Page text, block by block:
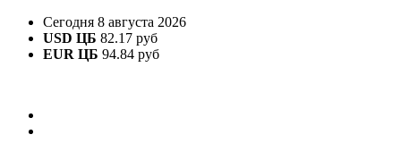
Сегодня 8 августа 2026
USD ЦБ 82.17 руб
EUR ЦБ 94.84 руб